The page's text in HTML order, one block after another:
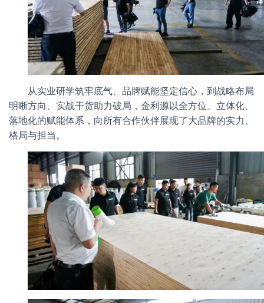
从实业研学筑牢底气、品牌赋能坚定信心，到战略布局
明晰方向、实战干货助力破局，金利源以全方位、立体化、
落地化的赋能体系，向所有合作伙伴展现了大品牌的实力、
格局与担当。